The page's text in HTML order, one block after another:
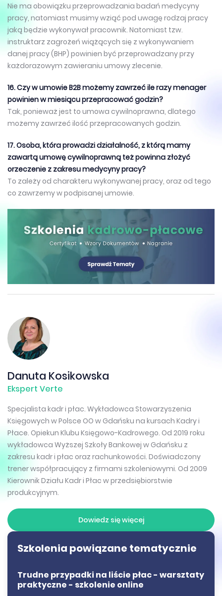
Nie ma obowiązku przeprowadzania badań medycyny
pracy, natomiast musimy wziąć pod uwagę rodzaj pracy
jaką będzie wykonywał pracownik. Natomiast tzw.
instruktarz zagrożeń wiążących się z wykonywaniem
danej pracy (BHP) powinien być przeprowadzany przy
każdorazowym zawieraniu umowy zlecenie.
16. Czy w umowie B2B możemy zawrzeć ile razy menager
powinien w miesiącu przepracować godzin?
Tak, ponieważ jest to umowa cywilnoprawna, dlatego
możemy zawrzeć ilość przepracowanych godzin.
17. Osoba, która prowadzi działalność, z którą mamy
zawartą umowę cywilnoprawną też powinna złożyć
orzeczenie z zakresu medycyny pracy?
To zależy od charakteru wykonywanej pracy, oraz od tego
co zawrzemy w podpisanej umowie.
Danuta Kosikowska
Ekspert Verte
Specjalista kadr i płac. Wykładowca Stowarzyszenia
Księgowych w Polsce OO w Gdańsku na kursach Kadry i
Płace. Opiekun Klubu Księgowo-Kadrowego. Od 2019 roku
wykładowca Wyższej Szkoły Bankowej w Gdańsku z
zakresu kadr i płac oraz rachunkowości. Doświadczony
trener współpracujący z firmami szkoleniowymi. Od 2009
Kierownik Działu Kadr i Płac w przedsiębiorstwie
produkcyjnym.
Dowiedz się więcej
Szkolenia powiązane tematycznie
Trudne przypadki na liście płac - warsztaty
praktyczne - szkolenie online